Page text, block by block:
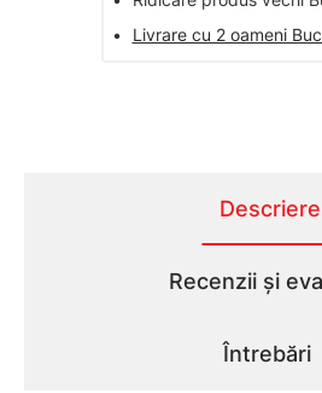
•
Livrare cu 2 oameni
Descriere
Recenzii și
Întrebări